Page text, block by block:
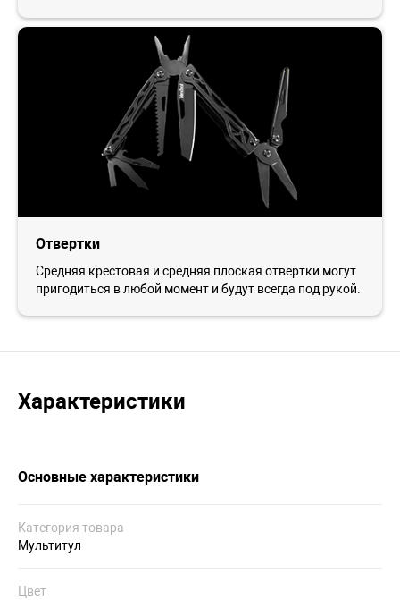
Отвертки
Средняя крестовая и средняя плоская отвертки могут
пригодиться в любой момент и будут всегда под рукой.
Характеристики
Основные характеристики
Категория товара
Мультитул
Цвет